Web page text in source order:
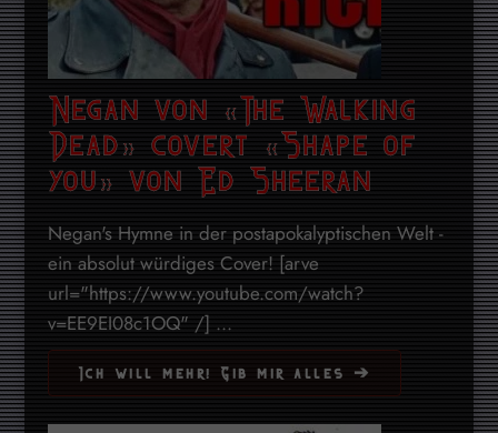
Negan von «The Walking
Dead» covert «Shape of
you» von Ed Sheeran
Negan's Hymne in der postapokalyptischen Welt -
ein absolut würdiges Cover! [arve
url="https://www.youtube.com/watch?
v=EE9EI08c1OQ" /] ...
Ich will mehr! Gib mir alles ➔